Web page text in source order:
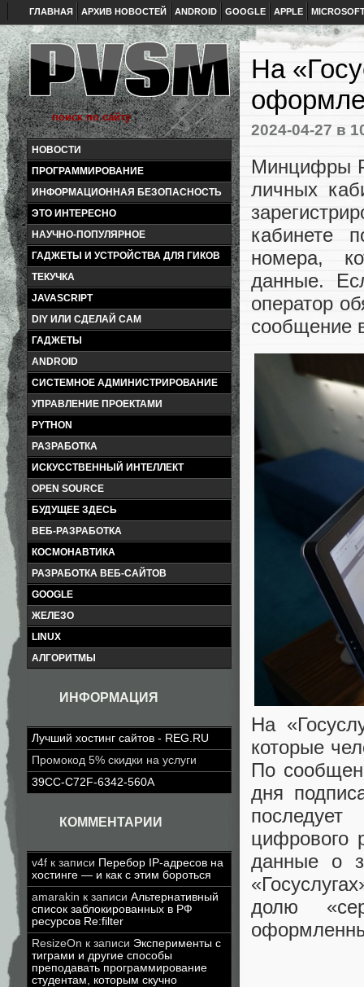
ГЛАВНАЯ АРХИВ НОВОСТЕЙ ANDROID GOOGLE APPLE
НОВОСТИ
ПРОГРАММИРОВАНИЕ
ИНФОРМАЦИОННАЯ БЕЗОПАСНОСТЬ
ЭТО ИНТЕРЕСНО
НАУЧНО-ПОПУЛЯРНОЕ
ГАДЖЕТЫ И УСТРОЙСТВА ДЛЯ ГИКОВ
ТЕКУЧКА
JAVASCRIPT
DIY ИЛИ СДЕЛАЙ САМ
ГАДЖЕТЫ
ANDROID
СИСТЕМНОЕ АДМИНИСТРИРОВАНИЕ
УПРАВЛЕНИЕ ПРОЕКТАМИ
PYTHON
РАЗРАБОТКА
ИСКУССТВЕННЫЙ ИНТЕЛЛЕКТ
OPEN SOURCE
БУДУЩЕЕ ЗДЕСЬ
ВЕБ-РАЗРАБОТКА
КОСМОНАВТИКА
РАЗРАБОТКА ВЕБ-САЙТОВ
GOOGLE
ЖЕЛЕЗО
LINUX
АЛГОРИТМЫ
ИНФОРМАЦИЯ
Лучший хостинг сайтов - REG.RU
Промокод 5% скидки на услуги
39CC-C72F-6342-560A
КОММЕНТАРИИ
v4f к записи Перебор IP-адресов на
хостинге — и как с этим бороться
amarakin к записи Альтернативный
список заблокированных в РФ
ресурсов Re:filter
ResizeOn к записи Эксперименты с
тиграми и другие способы
преподавать программирование
студентам, которым скучно
На
2024-04-27 в
Минцифры
личных
кабинете
номера,
данные.
оператор
сообщение
На
которые
По
дня
последует
цифрового
данные о
долю